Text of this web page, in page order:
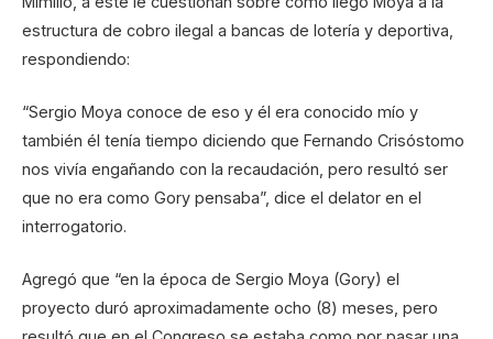
estructura de cobro ilegal a bancas de lotería y deportiva,
respondiendo:
“Sergio Moya conoce de eso y él era conocido mío y
también él tenía tiempo diciendo que Fernando Crisóstomo
nos vivía engañando con la recaudación, pero resultó ser
que no era como Gory pensaba”, dice el delator en el
interrogatorio.
Agregó que “en la época de Sergio Moya (Gory) el
proyecto duró aproximadamente ocho (8) meses, pero